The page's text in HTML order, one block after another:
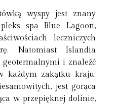
wyspy jest znany
spa Blue Lagoon,
leczniczych
Natomiast Islandia
geotermalnymi i znaleźć
każdym zakątku kraju.
jest gorąca
w przepięknej dolinie,